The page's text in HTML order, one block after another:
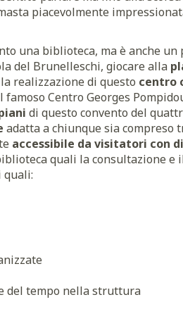
piacevolmente
una biblioteca, ma è anche un
del Brunelleschi, giocare alla
realizzazione di questo centro
famoso Centro Georges
di questo convento del
adatta a chiunque sia compreso
accessibile da visitatori con
quali la consultazione e
quali:
del tempo nella struttura